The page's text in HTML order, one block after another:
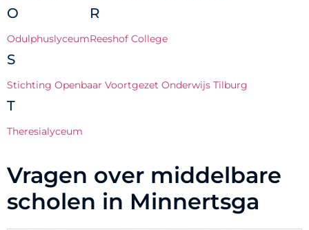
O
Odulphuslyceum
R
Reeshof College
S
Stichting Openbaar Voortgezet Onderwijs Tilburg
T
Theresialyceum
Vragen over middelbare
scholen in Minnertsga